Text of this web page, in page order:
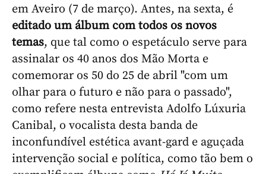
em Aveiro (7 de março). Antes, na sexta, é
editado um álbum com todos os novos
temas, que tal como o espetáculo serve para
assinalar os 40 anos dos Mão Morta e
comemorar os 50 do 25 de abril "com um
olhar para o futuro e não para o passado",
como refere nesta entrevista Adolfo Lúxuria
Canibal, o vocalista desta banda de
inconfundível estética avant-gard e aguçada
intervenção social e política, como tão bem o